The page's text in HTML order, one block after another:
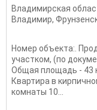
Владимирская
Владимир,
Номер объекта:.
участком, (по
Общая площадь - 43
Квартира в
комнаты 10...